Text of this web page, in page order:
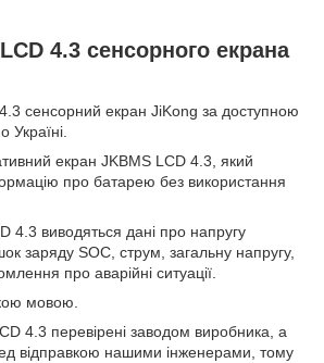
4.3 сенсорного екрана
сенсорний екран JiKong за доступною
Україні.
екран JKBMS LCD 4.3, який
про батарею без використання
4.3 виводяться дані про напругу
заряду SOC, струм, загальну напругу,
про аварійні ситуації.
мовою.
4.3 перевірені заводом виробника, а
відправкою нашими інженерами, тому